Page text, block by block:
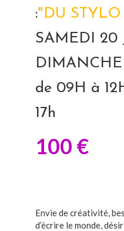
:"DU
SAMEDI 20
DIMANCHE
de 09H à
17h
100 €
Envie de créativité,
d’écrire le monde,